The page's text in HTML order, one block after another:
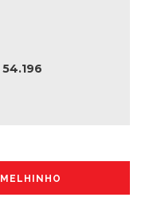
54.196